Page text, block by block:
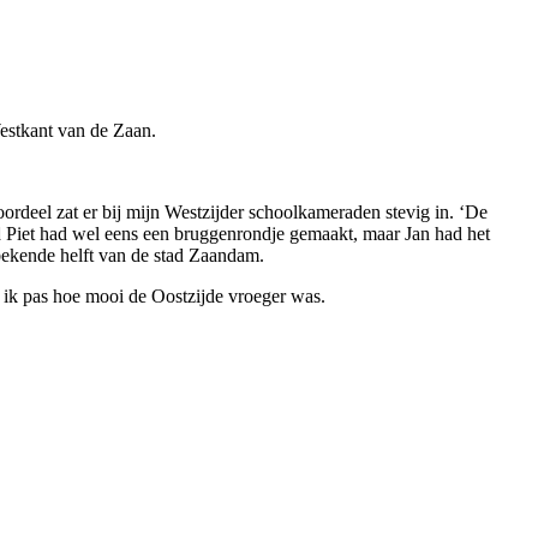
van de Zaan.
zat er bij mijn Westzijder schoolkameraden stevig in. ‘De
had wel eens een bruggenrondje gemaakt, maar Jan had het
helft van de stad Zaandam.
pas hoe mooi de Oostzijde vroeger was.